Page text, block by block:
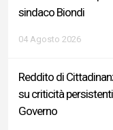
sindaco Biondi
04 Agosto 2026
Reddito di
su criticità
Governo